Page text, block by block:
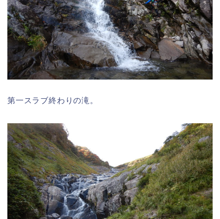
第一スラブ終わりの滝。